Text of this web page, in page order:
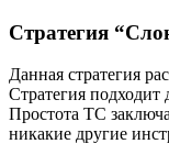
Стратегия
Данная стратегия
Стратегия
Простота ТС
никакие другие